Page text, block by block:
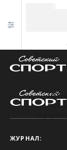
ЖУРНАЛ: